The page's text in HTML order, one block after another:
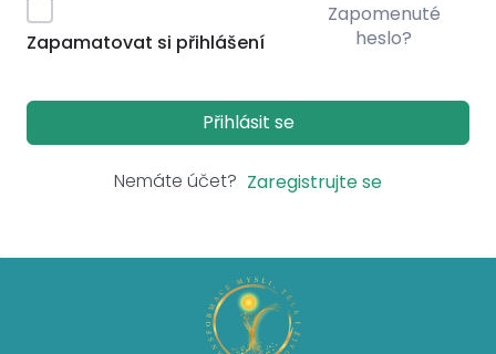
Zapamatovat si přihlášení
Zapomenuté
heslo?
Přihlásit se
Nemáte účet? Zaregistrujte se